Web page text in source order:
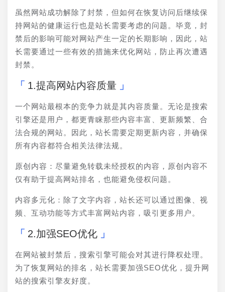
虽然网站成功解除了封禁，但如何在恢复访问后继续保
持网站的健康运行也是站长需要考虑的问题。毕竟，封
禁后的影响可能对网站产生一定的长期影响，因此，站
长需要通过一些有效的措施来优化网站，防止再次遭遇
封禁。
1.提高网站内容质量
一个网站最根本的竞争力就是其内容质量。无论是搜索
引擎还是用户，都更青睐那些内容丰富、更新频繁、合
法合规的网站。因此，站长需要定期更新内容，并确保
所有内容都符合相关法律法规。
原创内容：尽量避免转载未经授权的内容，原创内容不
仅有助于提高网站排名，也能避免侵权问题。
内容多元化：除了文字内容，站长还可以通过图像、视
频、互动功能等方式丰富网站内容，吸引更多用户。
2.加强SEO优化
在网站被封禁后，搜索引擎可能会对其进行降权处理。
为了恢复网站的排名，站长需要加强SEO优化，提升网
站的搜索引擎友好度。